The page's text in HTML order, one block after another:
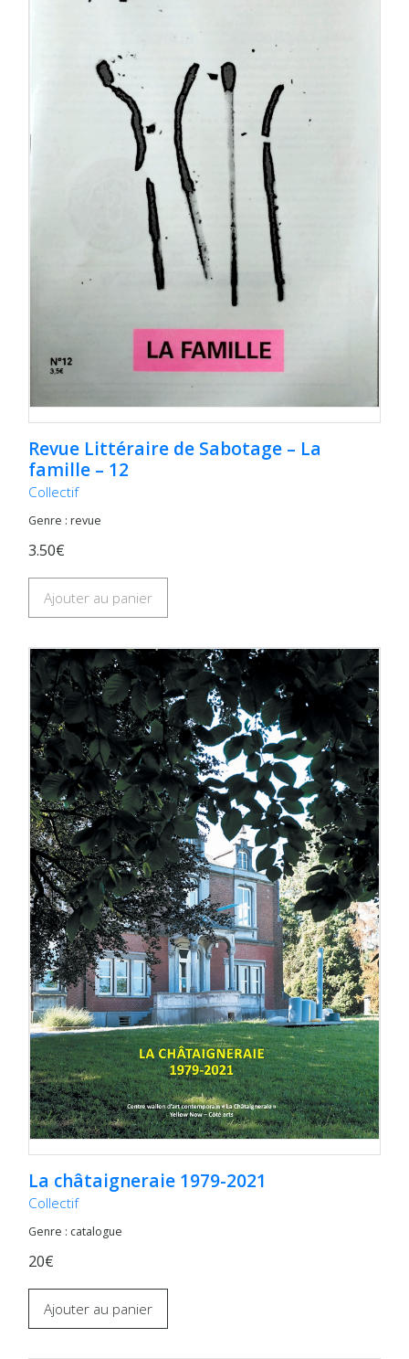
Revue Littéraire de Sabotage – La
famille – 12
Collectif
Genre : revue
3.50€
Ajouter au panier
La châtaigneraie 1979-2021
Collectif
Genre : catalogue
20€
Ajouter au panier